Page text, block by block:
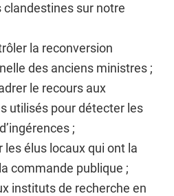
clandestines sur notre
la reconversion
des anciens ministres ;
le recours aux
utilisés pour détecter les
;
les élus locaux qui ont la
commande publique ;
instituts de recherche en